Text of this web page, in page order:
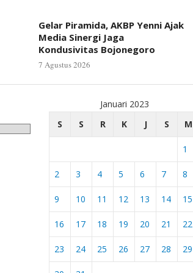
Gelar Piramida, AKBP Yenni Ajak
Media Sinergi Jaga
Kondusivitas Bojonegoro
7 Agustus 2026
Januari 2023
S
S R K J S M
1
2 3 4 5 6 7 8
9 10 11 12 13 14 15
16 17 18 19 20 21 22
23 24 25 26 27 28 29